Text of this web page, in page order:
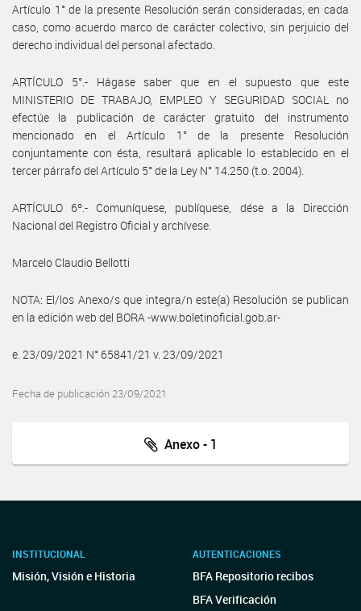
Artículo 1° de la presente Resolución serán consideradas, en cada
caso, como acuerdo marco de carácter colectivo, sin perjuicio del
derecho individual del personal afectado.
ARTÍCULO 5°.- Hágase saber que en el supuesto que este
MINISTERIO DE TRABAJO, EMPLEO Y SEGURIDAD SOCIAL no
efectúe la publicación de carácter gratuito del instrumento
mencionado en el Artículo 1° de la presente Resolución
conjuntamente con ésta, resultará aplicable lo establecido en el
tercer párrafo del Artículo 5° de la Ley N° 14.250 (t.o. 2004).
ARTÍCULO 6º.- Comuníquese, publíquese, dése a la Dirección
Nacional del Registro Oficial y archívese.
Marcelo Claudio Bellotti
NOTA: El/los Anexo/s que integra/n este(a) Resolución se publican
en la edición web del BORA -www.boletinoficial.gob.ar-
e. 23/09/2021 N° 65841/21 v. 23/09/2021
Fecha de publicación 23/09/2021
Anexo - 1
INSTITUCIONAL
Misión, Visión e Historia
AUTENTICACIONES
BFA Repositorio recibos
BFA Verificación